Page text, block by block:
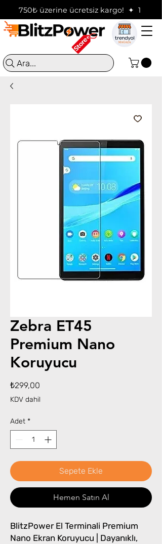
750₺ üzerine ücretsiz kargo!  ✦
Ara...
Zebra ET45
Premium Nano
Koruyucu
₺299,00
KDV dahil
Adet *
Sepete Ekle
Hemen Satın Al
BlitzPower El Terminali Premium
Nano Ekran Koruyucu | Dayanıklı,